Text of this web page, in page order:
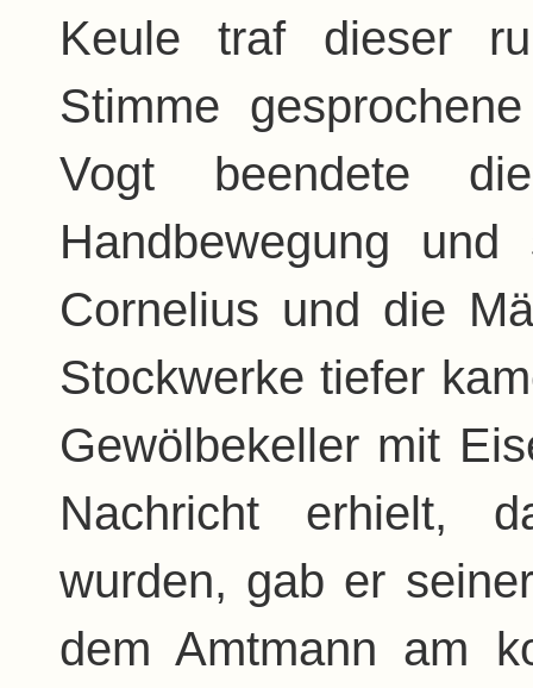
Keule traf dieser
Stimme
Vogt beendete
Handbewegung
Cornelius und die
Stockwerke tiefer
Gewölbekeller mit
Nachricht erhielt,
wurden, gab er
dem Amtmann am